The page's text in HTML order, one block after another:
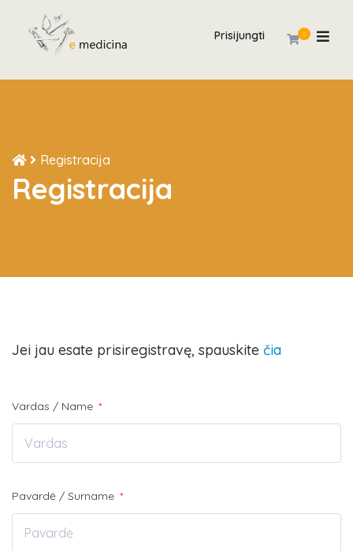
0
Prisijungti
Registracija
Registracija
Jei jau esate prisiregistravę, spauskite čia
Vardas / Name *
Pavardė / Surname *